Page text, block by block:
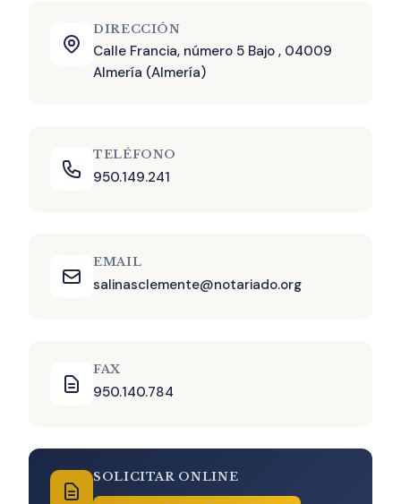
DIRECCIÓN
Calle Francia, número 5 Bajo , 04009
Almería (Almería)
TELÉFONO
950.149.241
EMAIL
salinasclemente@notariado.org
FAX
950.140.784
SOLICITAR ONLINE